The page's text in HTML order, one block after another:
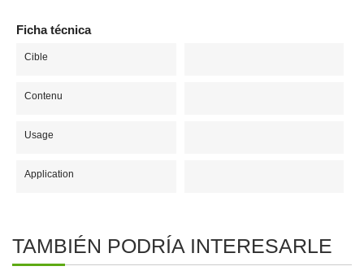
Ficha técnica
Cible
Contenu
Usage
Application
TAMBIÉN PODRÍA INTERESARLE